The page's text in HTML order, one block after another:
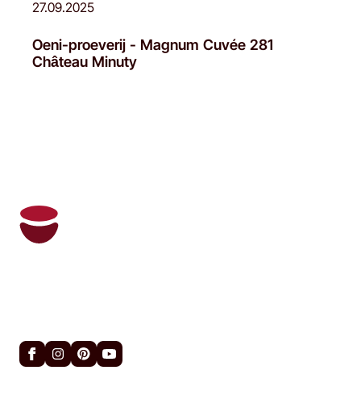
27.09.2025
Oeni-proeverij - Magnum Cuvée 281
Château Minuty